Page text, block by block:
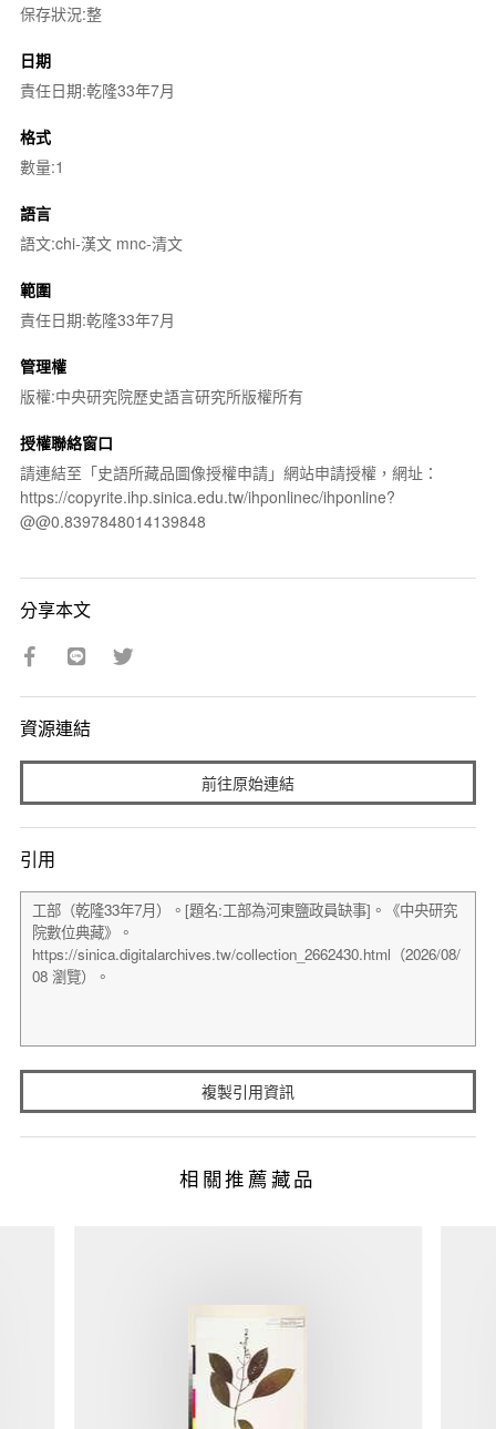
保存狀況:整
日期
責任日期:乾隆33年7月
格式
數量:1
語言
語文:chi-漢文 mnc-清文
範圍
責任日期:乾隆33年7月
管理權
版權:中央研究院歷史語言研究所版權所有
授權聯絡窗口
請連結至「史語所藏品圖像授權申請」網站申請授權，網址：
https://copyrite.ihp.sinica.edu.tw/ihponlinec/ihponline?
@@0.8397848014139848
分享本文
資源連結
前往原始連結
引用
複製引用資訊
相關推薦藏品